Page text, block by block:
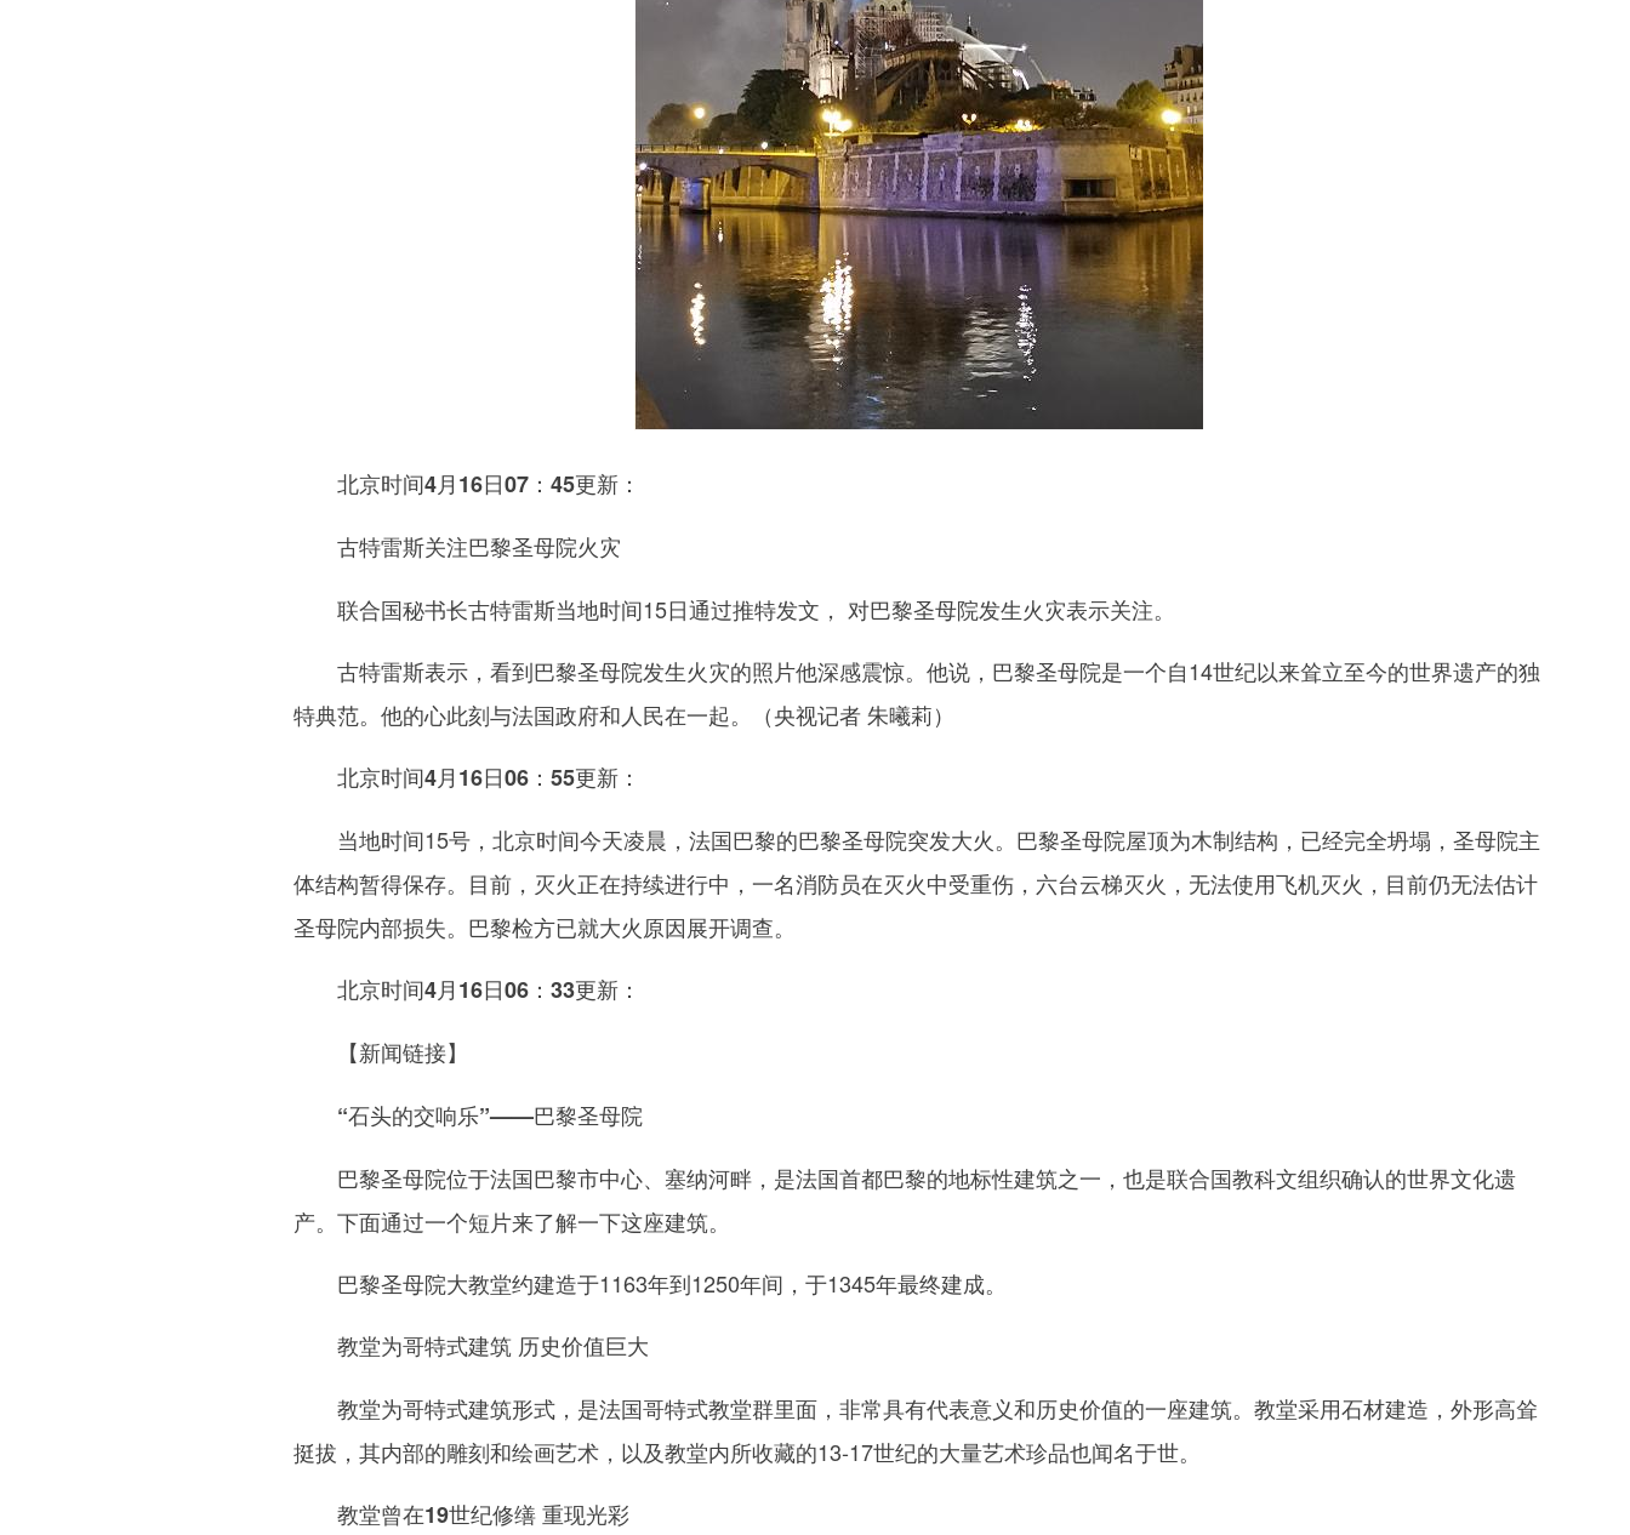
北京时间4月16日07：45更新：
古特雷斯关注巴黎圣母院火灾
联合国秘书长古特雷斯当地时间15日通过推特发文， 对巴黎圣母院发生火灾表示关注。
古特雷斯表示，看到巴黎圣母院发生火灾的照片他深感震惊。他说，巴黎圣母院是一个自14世纪以来耸立至今的世界遗产的独
特典范。他的心此刻与法国政府和人民在一起。（央视记者 朱曦莉）
北京时间4月16日06：55更新：
当地时间15号，北京时间今天凌晨，法国巴黎的巴黎圣母院突发大火。巴黎圣母院屋顶为木制结构，已经完全坍塌，圣母院主
体结构暂得保存。目前，灭火正在持续进行中，一名消防员在灭火中受重伤，六台云梯灭火，无法使用飞机灭火，目前仍无法估计
圣母院内部损失。巴黎检方已就大火原因展开调查。
北京时间4月16日06：33更新：
【新闻链接】
“石头的交响乐”——巴黎圣母院
巴黎圣母院位于法国巴黎市中心、塞纳河畔，是法国首都巴黎的地标性建筑之一，也是联合国教科文组织确认的世界文化遗
产。下面通过一个短片来了解一下这座建筑。
巴黎圣母院大教堂约建造于1163年到1250年间，于1345年最终建成。
教堂为哥特式建筑 历史价值巨大
教堂为哥特式建筑形式，是法国哥特式教堂群里面，非常具有代表意义和历史价值的一座建筑。教堂采用石材建造，外形高耸
挺拔，其内部的雕刻和绘画艺术，以及教堂内所收藏的13-17世纪的大量艺术珍品也闻名于世。
教堂曾在19世纪修缮 重现光彩